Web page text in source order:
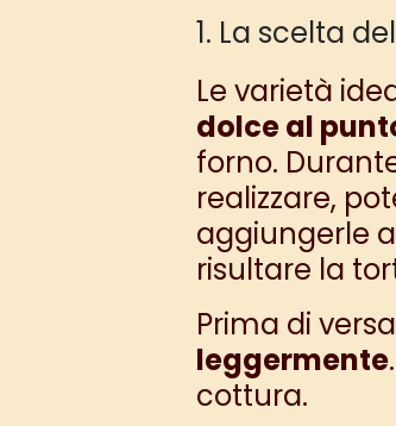
1. La scelta
Le varietà
dolce al
forno.
realizzare,
aggiungerle
risultare la
Prima di
leggermente
cottura.